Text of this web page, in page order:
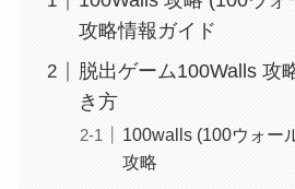
攻略情報ガイド
脱出ゲーム100Walls 攻
き方
100walls (100ウォー
攻略